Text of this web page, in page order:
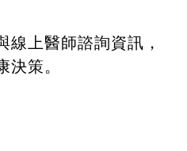
上醫師諮詢資訊，
策。